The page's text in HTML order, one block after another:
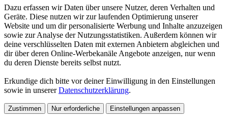
Dazu erfassen wir Daten über unsere Nutzer, deren Verhalten und
Geräte. Diese nutzen wir zur laufenden Optimierung unserer
Website und um dir personalisierte Werbung und Inhalte anzuzeigen
sowie zur Analyse der Nutzungsstatistiken. Außerdem können wir
deine verschlüsselten Daten mit externen Anbietern abgleichen und
dir über deren Online-Werbekanäle Angebote anzeigen, nur wenn
du deren Dienste bereits selbst nutzt.
Erkundige dich bitte vor deiner Einwilligung in den Einstellungen
sowie in unsererDatenschutzerklärung.
Zustimmen Nur erforderliche Einstellungen anpassen